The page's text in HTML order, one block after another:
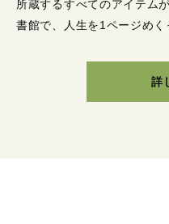
所蔵するすべてのアイテムが
書館で、人生を1ページめく
詳